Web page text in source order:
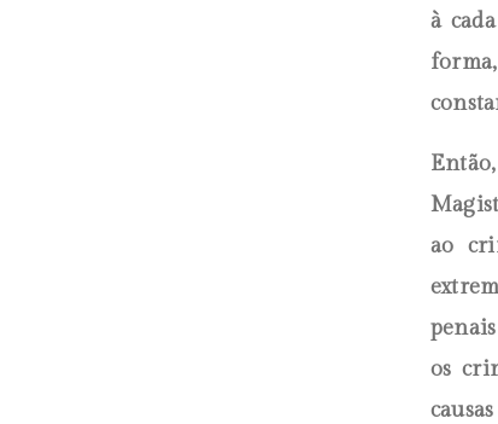
à
ao
os